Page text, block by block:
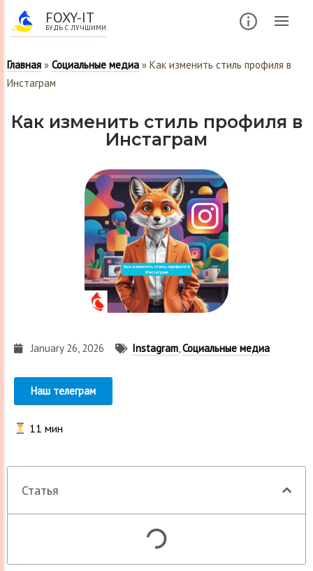
FOXY-IT
БУДЬ С ЛУЧШИМИ
Главная » Социальные медиа » Как изменить стиль профиля в
Инстаграм
Как изменить стиль профиля в
Инстаграм
January 26, 2026 Instagram,Социальные медиа
Наш телеграм
11 мин
Статья